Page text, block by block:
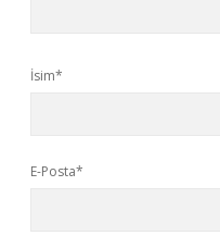
İsim*
E-Posta*